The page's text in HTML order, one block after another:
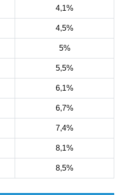
4,1%
4,5%
5%
5,5%
6,1%
6,7%
7,4%
8,1%
8,5%